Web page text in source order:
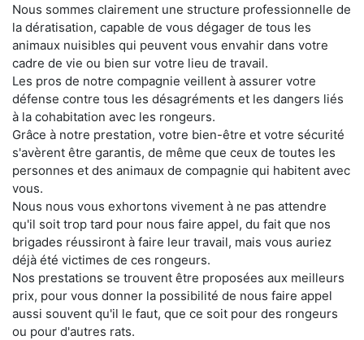
Nous sommes clairement une structure professionnelle de
la dératisation, capable de vous dégager de tous les
animaux nuisibles qui peuvent vous envahir dans votre
cadre de vie ou bien sur votre lieu de travail.
Les pros de notre compagnie veillent à assurer votre
défense contre tous les désagréments et les dangers liés
à la cohabitation avec les rongeurs.
Grâce à notre prestation, votre bien-être et votre sécurité
s'avèrent être garantis, de même que ceux de toutes les
personnes et des animaux de compagnie qui habitent avec
vous.
Nous nous vous exhortons vivement à ne pas attendre
qu'il soit trop tard pour nous faire appel, du fait que nos
brigades réussiront à faire leur travail, mais vous auriez
déjà été victimes de ces rongeurs.
Nos prestations se trouvent être proposées aux meilleurs
prix, pour vous donner la possibilité de nous faire appel
aussi souvent qu'il le faut, que ce soit pour des rongeurs
ou pour d'autres rats.